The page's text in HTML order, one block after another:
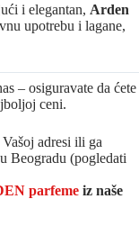
i elegantan, Arden
upotrebu i lagane,
– osiguravate da ćete
ceni.
adresi ili ga
Beogradu (pogledati
parfeme iz naše